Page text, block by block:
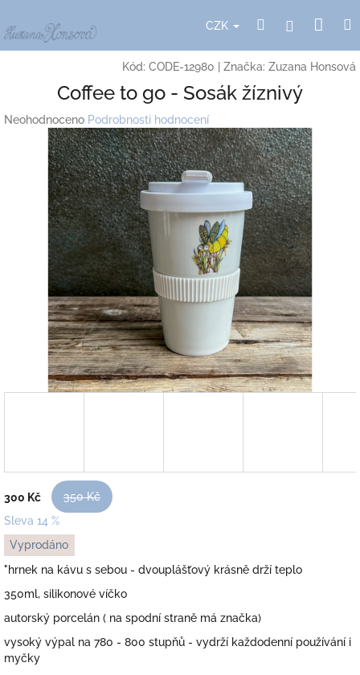
na
obsah
CZK HledatPřihlášení
Kód: CODE-12980 Značka: Zuzana Honsová
Coffee to go - Sosák žíznivý
Průměrné
hodnocení
produktu
hvězdiček.
Neohodnoceno Podrobnosti hodnocení
300 Kč
350 Kč
Sleva 14 %
Měrná
cena:
Vyprodáno
"hrnek na kávu s sebou - dvouplášťový krásně drží teplo
350ml, silikonové víčko
autorský porcelán ( na spodní straně má značka)
vysoký výpal na 780 - 800 stupňů - vydrží každodenní používání i
myčky